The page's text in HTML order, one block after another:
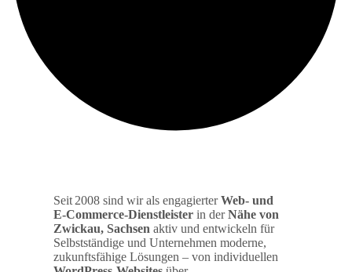
Seit 2008 sind wir als engagierterWeb‑ und
E‑Commerce‑Dienstleister in derNähe von
Zwickau, Sachsen aktiv und entwickeln für
Selbstständige und Unternehmen moderne,
zukunftsfähige Lösungen – von individuellen